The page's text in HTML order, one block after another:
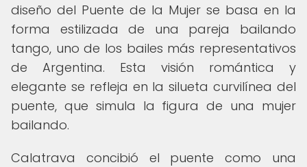
diseño del Puente de la Mujer se basa en la
forma estilizada de una pareja bailando
tango, uno de los bailes más representativos
de Argentina. Esta visión romántica y
elegante se refleja en la silueta curvilínea del
puente, que simula la figura de una mujer
bailando.
Calatrava concibió el puente como una